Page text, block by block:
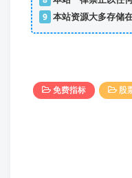
9 本站资源大多存储
免费指标 股